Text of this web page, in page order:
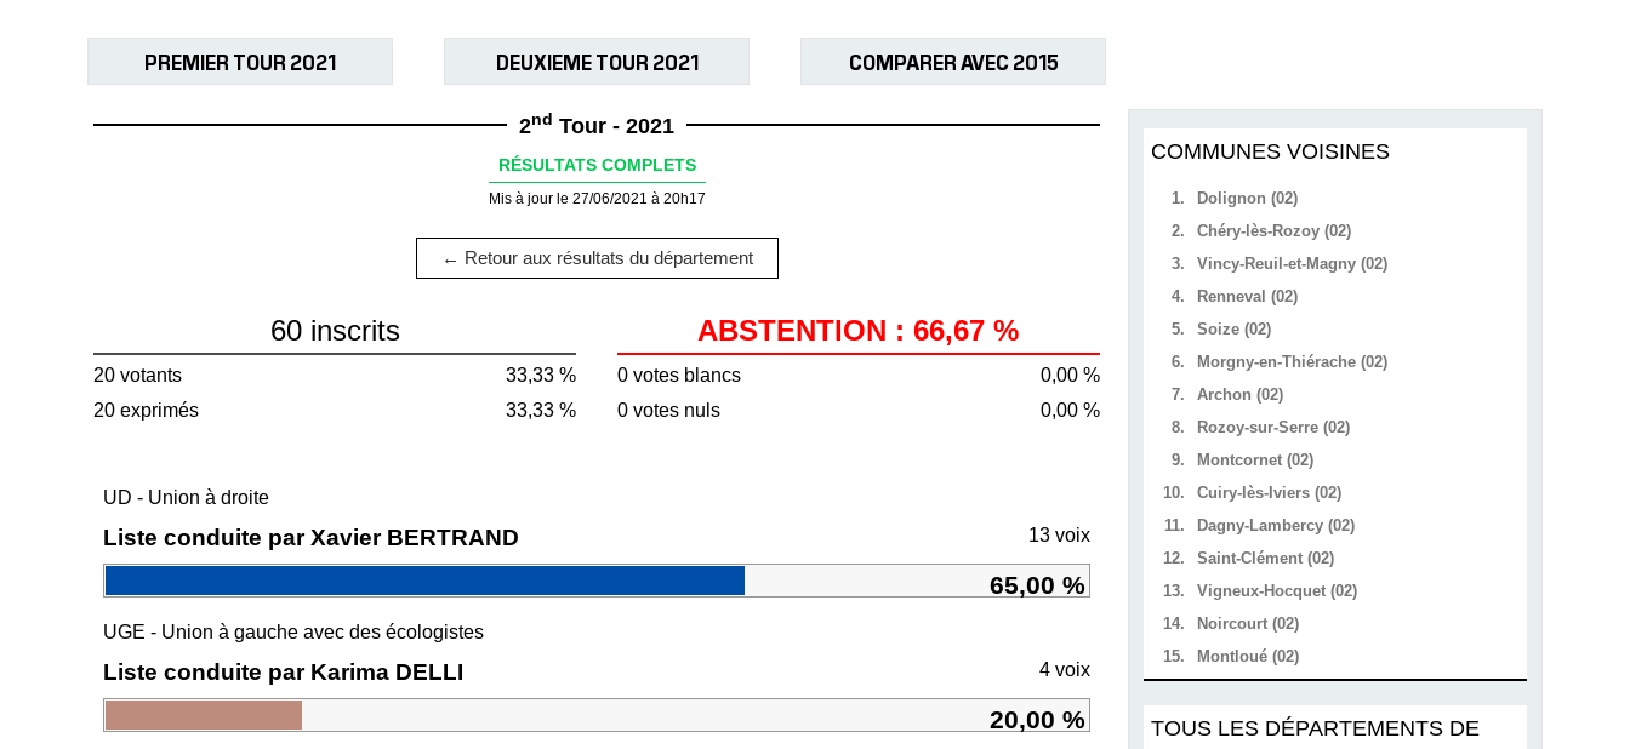
PREMIER TOUR 2021 DEUXIEME TOUR 2021 COMPARER AVEC 2015
2nd Tour - 2021
RÉSULTATS COMPLETS
Mis à jour le 27/06/2021 à 20h17
← Retour aux résultats du département
60 inscrits
20 votants
33,33 %
20 exprimés
33,33 %
ABSTENTION : 66,67 %
0 votes blancs
0,00 %
0 votes nuls
0,00 %
UD - Union à droite
Liste conduite par Xavier BERTRAND 13 voix
65,00 %
UGE - Union à gauche avec des écologistes
Liste conduite par Karima DELLI 4 voix
20,00 %
COMMUNES VOISINES
1.
Dolignon (02)
2.
Chéry-lès-Rozoy (02)
3.
Vincy-Reuil-et-Magny (02)
4.
Renneval (02)
5.
Soize (02)
6.
Morgny-en-Thiérache (02)
7.
Archon (02)
8.
Rozoy-sur-Serre (02)
9.
Montcornet (02)
10.
Cuiry-lès-Iviers (02)
11.
Dagny-Lambercy (02)
12.
Saint-Clément (02)
13.
Vigneux-Hocquet (02)
14.
Noircourt (02)
15.
Montloué (02)
TOUS LES DÉPARTEMENTS DE